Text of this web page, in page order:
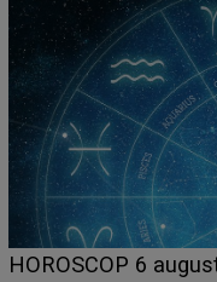
LINE-UP UNTOLD